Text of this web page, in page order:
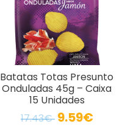
Batatas Totas Presunto
Onduladas 45g – Caixa
15 Unidades
17.43€ 9.59€